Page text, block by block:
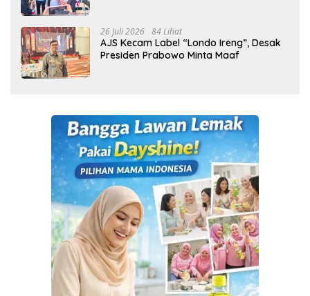
26 Juli 2026 84 Lihat
AJS Kecam Label “Londo Ireng”, Desak
Presiden Prabowo Minta Maaf